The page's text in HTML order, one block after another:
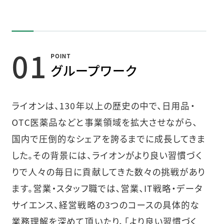
01 POINT
グループワーク
ライオンは、130年以上の歴史の中で、日用品・
OTC医薬品などと事業領域を拡大させながら、
国内で圧倒的なシェアを誇るまでに成長してきま
した。その背景には、ライオンがより良い習慣づく
りで人々の毎日に貢献してきた数々の挑戦があり
ます。営業・スタッフ職では、営業、IT戦略・データ
サイエンス、経営戦略の3つのコースの具体的な
業務理解を深めて頂いたり、「より良い習慣づく